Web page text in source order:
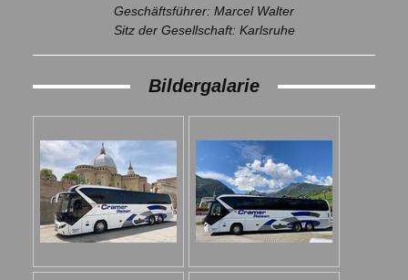
Geschäftsführer: Marcel Walter
Sitz der Gesellschaft: Karlsruhe
Bildergalarie